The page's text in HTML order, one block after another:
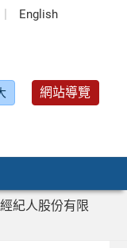
English
網站導覽
紀人股份有限